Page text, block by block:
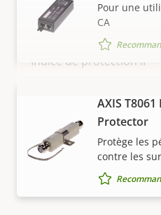
Indice de protection
le vandalisme
Indice de protection IP
Développement durable
VOIR
Pour une
CA
AXIS
Protector
Protège les
contre les
AFFICHER LES